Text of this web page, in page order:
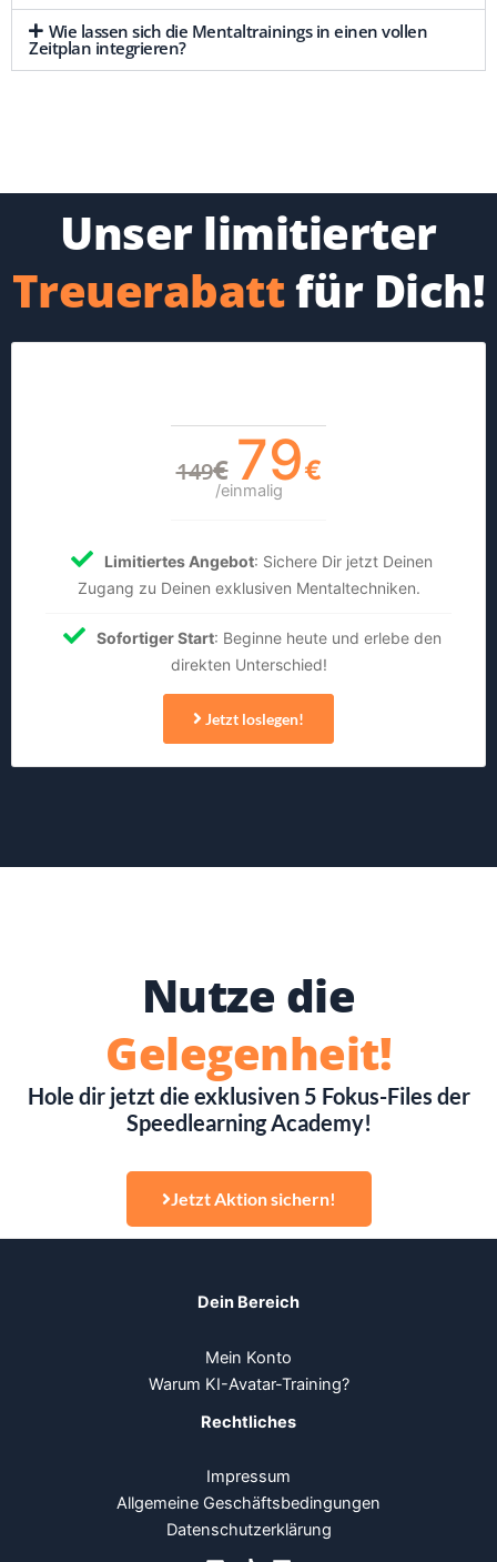
Wie lassen sich die Mentaltrainings in einen vollen
Zeitplan integrieren?
Unser limitierter
Treuerabattfür Dich!
149€ 79€
/einmalig
Limitiertes Angebot: Sichere Dir jetzt Deinen
Zugang zu Deinen exklusiven Mentaltechniken.
Sofortiger Start: Beginne heute und erlebe den
direkten Unterschied!
Jetzt loslegen!
Nutze die
Gelegenheit!
Hole dir jetzt die exklusiven 5 Fokus-Files der
Speedlearning Academy!
Jetzt Aktion sichern!
Dein Bereich
Mein Konto
Warum KI-Avatar-Training?
Rechtliches
Impressum
Allgemeine Geschäftsbedingungen
Datenschutzerklärung